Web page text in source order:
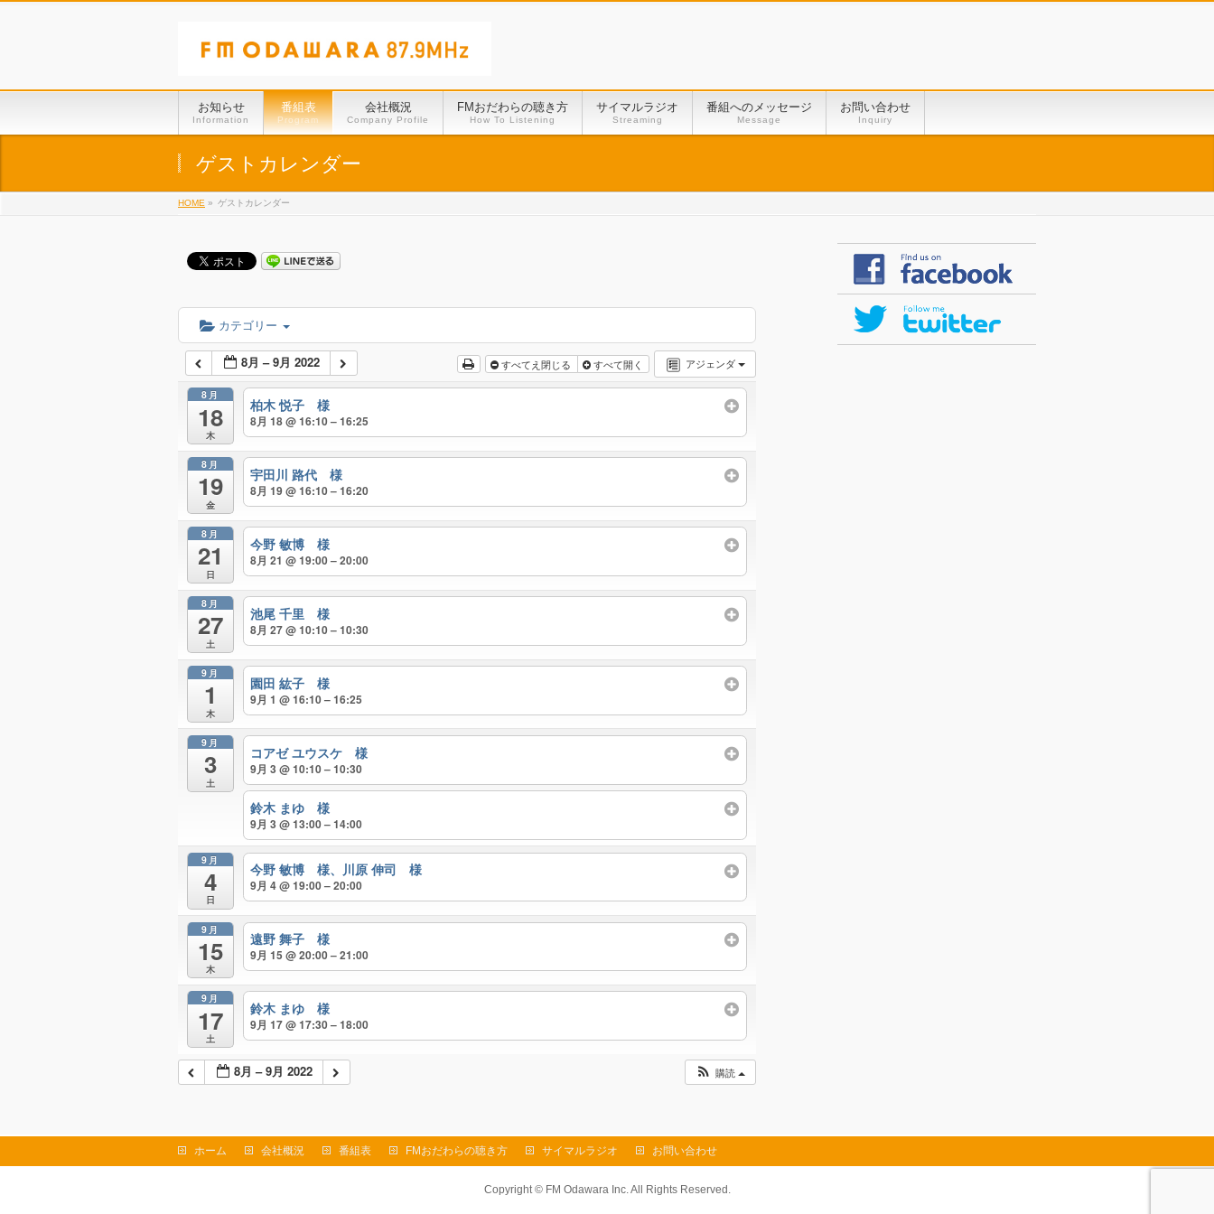
お知らせ
Information
番組表
Program
会社概況
Company Profile
FMおだわらの聴き方
How To Listening
サイマルラジオ
Streaming
番組へのメッセージ
Message
お問い合わせ
Inquiry
ゲストカレンダー
HOME » ゲストカレンダー
カテゴリー
アジェンダ
8月 – 9月 2022 すべてえ閉じる すべて開く
8月
18
木
柏木 悦子 様
8月 18 @ 16:10 – 16:25
8月
19
金
宇田川 路代 様
8月 19 @ 16:10 – 16:20
8月
21
日
今野 敏博 様
8月 21 @ 19:00 – 20:00
8月
27
土
池尾 千里 様
8月 27 @ 10:10 – 10:30
9月
1
木
園田 紘子 様
9月 1 @ 16:10 – 16:25
9月
3
土
コアゼ ユウスケ 様
9月 3 @ 10:10 – 10:30
鈴木 まゆ 様
9月 3 @ 13:00 – 14:00
9月
4
日
今野 敏博 様、川原 伸司 様
9月 4 @ 19:00 – 20:00
9月
15
木
遠野 舞子 様
9月 15 @ 20:00 – 21:00
9月
17
土
鈴木 まゆ 様
9月 17 @ 17:30 – 18:00
8月 – 9月 2022 購読
ホーム 会社概況 番組表 FMおだわらの聴き方 サイマルラジオ お問い合わせ
Copyright © FM Odawara Inc. All Rights Reserved.